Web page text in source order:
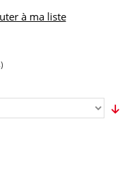
à ma liste